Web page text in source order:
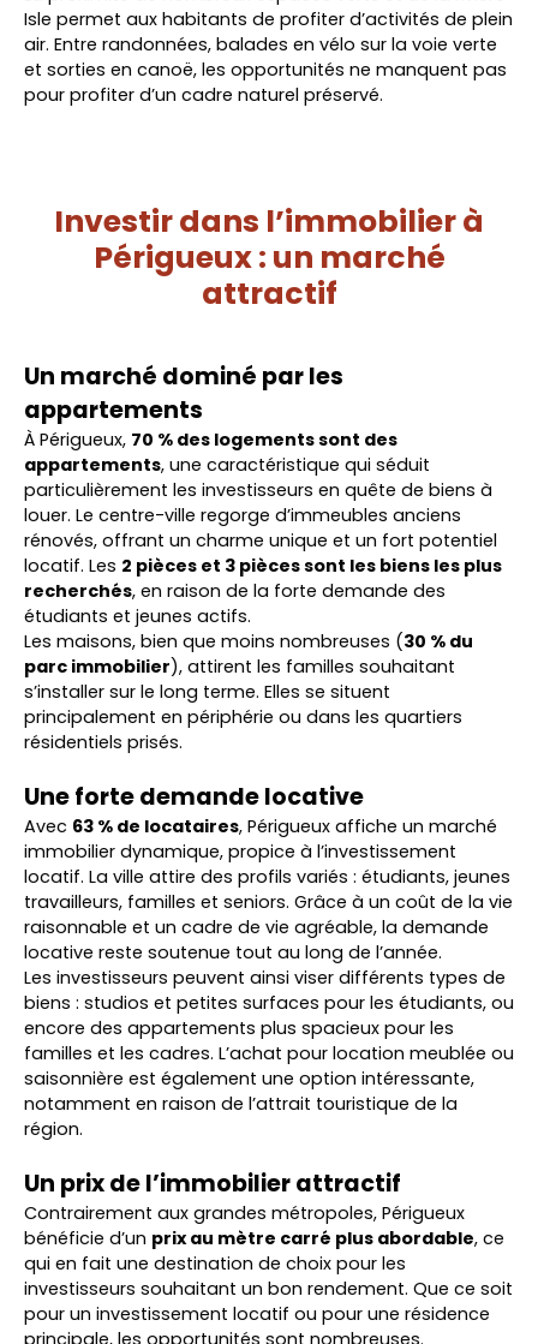
Isle permet aux habitants de profiter d’activités de plein
air. Entre randonnées, balades en vélo sur la voie verte
et sorties en canoë, les opportunités ne manquent pas
pour profiter d’un cadre naturel préservé.
Investir dans l’immobilier à
Périgueux : un marché
attractif
Un marché dominé par les
appartements
À Périgueux, 70 % des logements sont des
appartements, une caractéristique qui séduit
particulièrement les investisseurs en quête de biens à
louer. Le centre-ville regorge d’immeubles anciens
rénovés, offrant un charme unique et un fort potentiel
locatif. Les 2 pièces et 3 pièces sont les biens les plus
recherchés, en raison de la forte demande des
étudiants et jeunes actifs.
Les maisons, bien que moins nombreuses (30 % du
parc immobilier), attirent les familles souhaitant
s’installer sur le long terme. Elles se situent
principalement en périphérie ou dans les quartiers
résidentiels prisés.
Une forte demande locative
Avec 63 % de locataires, Périgueux affiche un marché
immobilier dynamique, propice à l’investissement
locatif. La ville attire des profils variés : étudiants, jeunes
travailleurs, familles et seniors. Grâce à un coût de la vie
raisonnable et un cadre de vie agréable, la demande
locative reste soutenue tout au long de l’année.
Les investisseurs peuvent ainsi viser différents types de
biens : studios et petites surfaces pour les étudiants, ou
encore des appartements plus spacieux pour les
familles et les cadres. L’achat pour location meublée ou
saisonnière est également une option intéressante,
notamment en raison de l’attrait touristique de la
région.
Un prix de l’immobilier attractif
Contrairement aux grandes métropoles, Périgueux
bénéficie d’un prix au mètre carré plus abordable, ce
qui en fait une destination de choix pour les
investisseurs souhaitant un bon rendement. Que ce soit
pour un investissement locatif ou pour une résidence
principale, les opportunités sont nombreuses.